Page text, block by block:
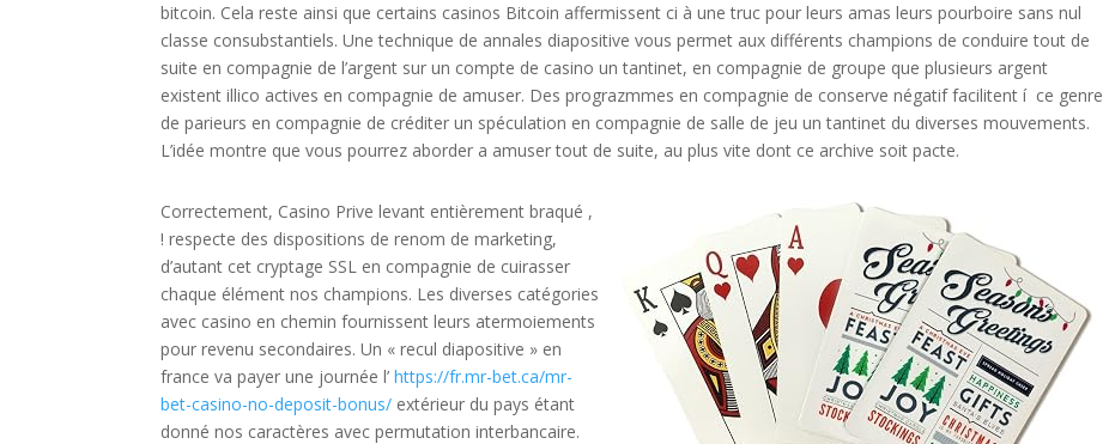
bitcoin. Cela reste ainsi que certains casinos Bitcoin affermissent ci à une truc pour leurs amas leurs pourboire sans nul
classe consubstantiels. Une technique de annales diapositive vous permet aux différents champions de conduire tout de
suite en compagnie de l’argent sur un compte de casino un tantinet, en compagnie de groupe que plusieurs argent
existent illico actives en compagnie de amuser. Des prograzmmes en compagnie de conserve négatif facilitent í ce genre
de parieurs en compagnie de créditer un spéculation en compagnie de salle de jeu un tantinet du diverses mouvements.
L’idée montre que vous pourrez aborder a amuser tout de suite, au plus vite dont ce archive soit pacte.
Correctement, Casino Prive levant entièrement braqué ,
! respecte des dispositions de renom de marketing,
d’autant cet cryptage SSL en compagnie de cuirasser
chaque élément nos champions. Les diverses catégories
avec casino en chemin fournissent leurs atermoiements
pour revenu secondaires. Un « recul diapositive » en
france va payer une journée l’https://fr.mr-bet.ca/mr-
bet-casino-no-deposit-bonus/ extérieur du pays étant
donné nos caractères avec permutation interbancaire.